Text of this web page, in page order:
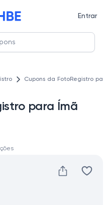
Entrar
Cupons da FotoRegistro
para Ímã